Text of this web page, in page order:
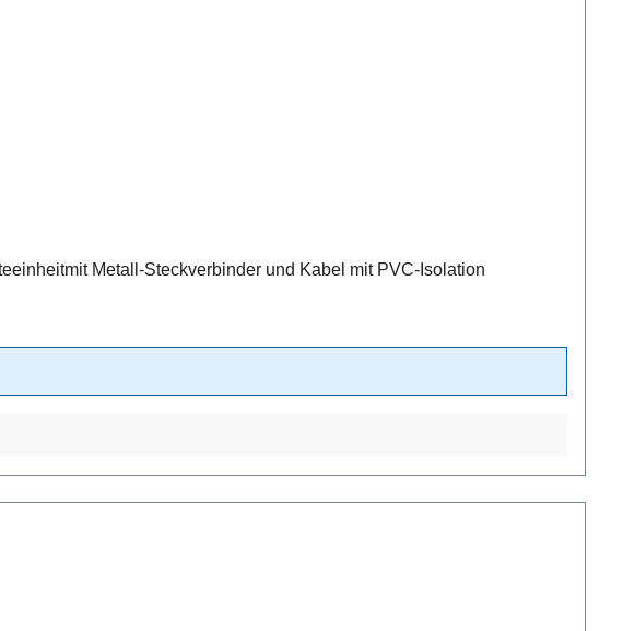
Metall-Steckverbinder und Kabel mit PVC-Isolation